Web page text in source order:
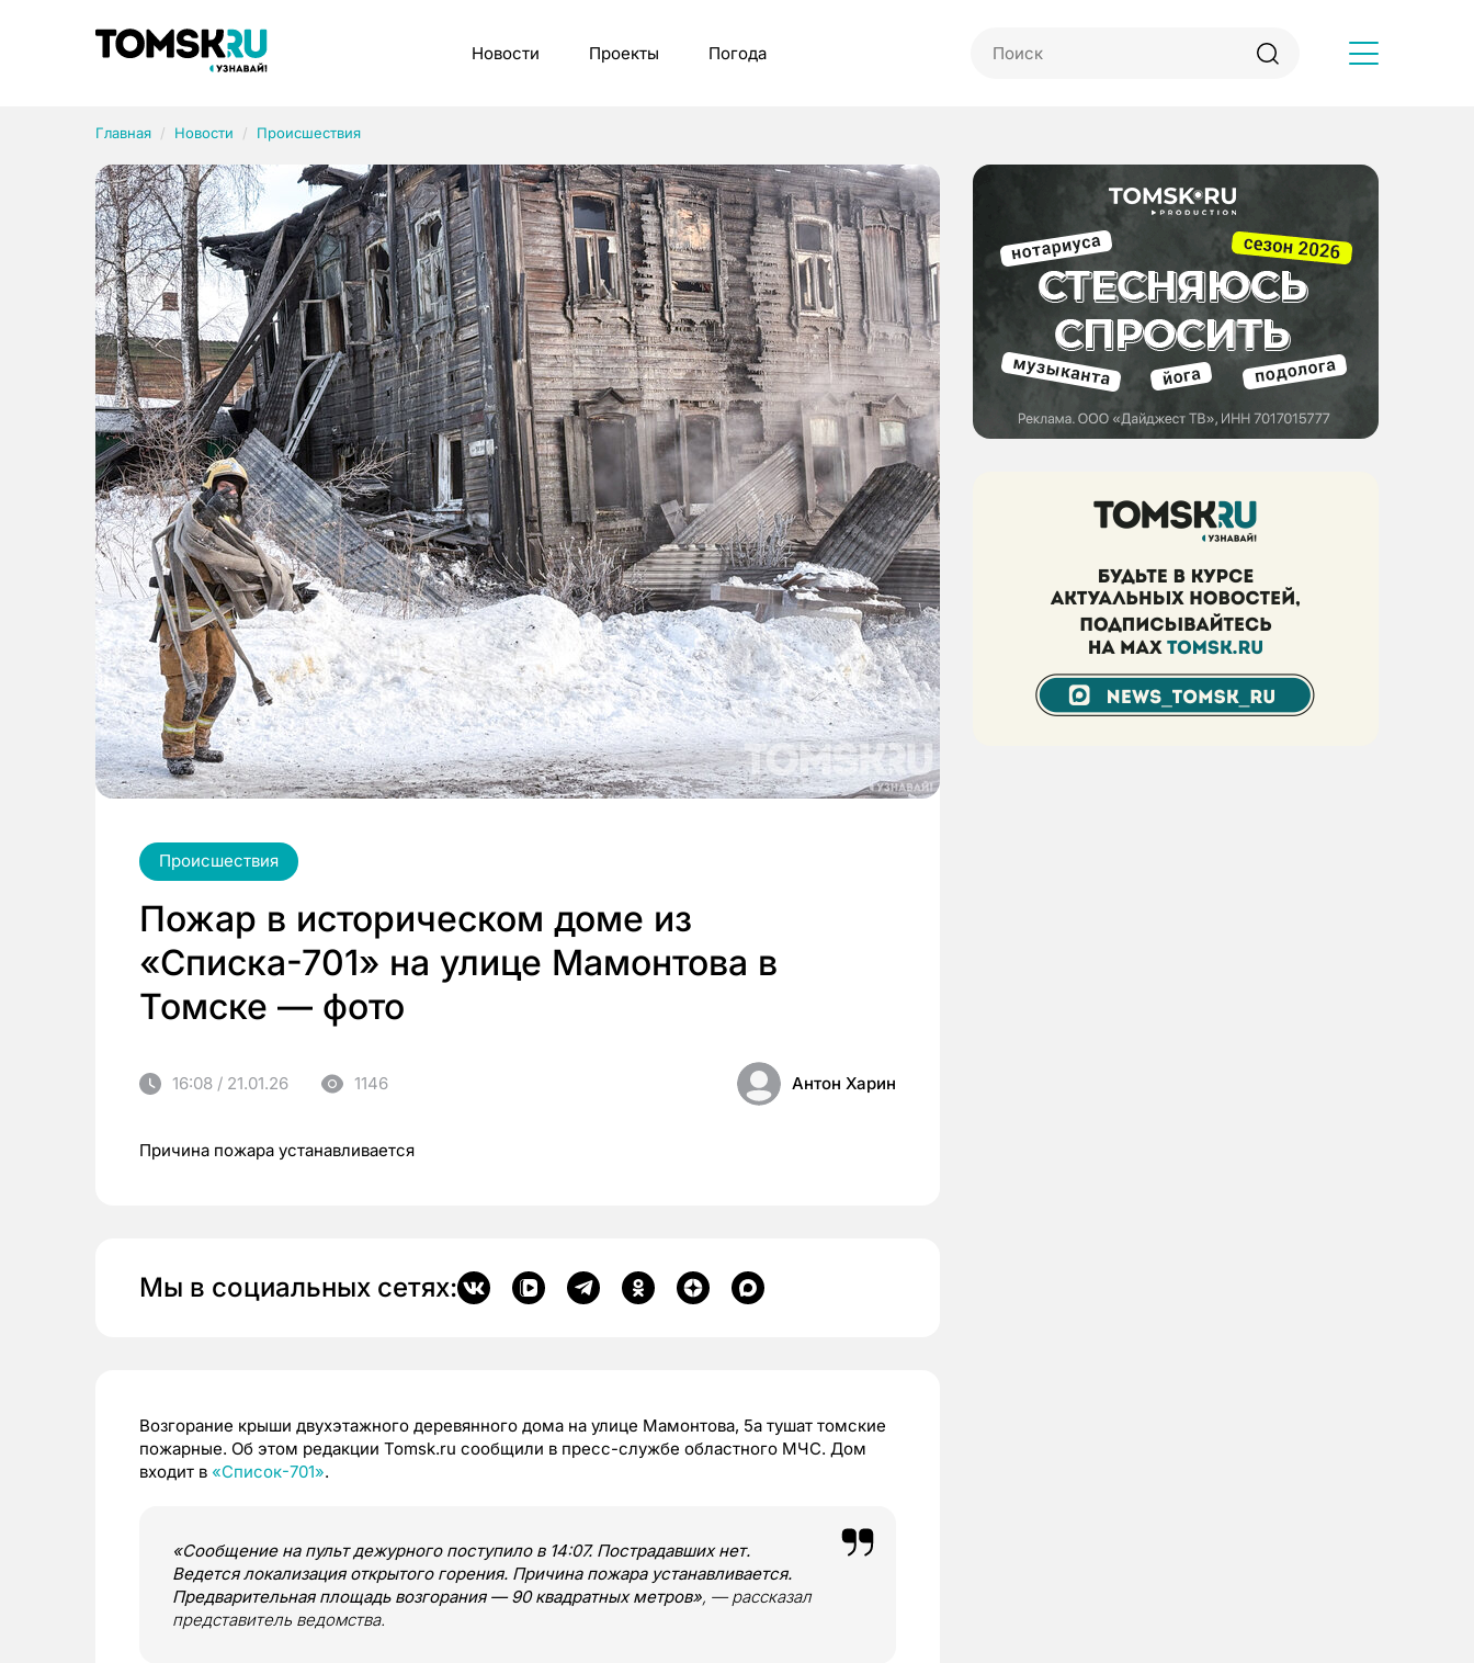
Новости Проекты Погода
Главная Новости Происшествия
Происшествия
Пожар в историческом доме из
«Списка-701» на улице Мамонтова в
Томске — фото
16:08 / 21.01.26 1146 Антон Харин
Причина пожара устанавливается
Мы в социальных сетях:
Возгорание крыши двухэтажного деревянного дома на улице Мамонтова, 5а тушат томские
пожарные. Об этом редакции Tomsk.ru сообщили в пресс-службе областного МЧС. Дом
входит в «Список-701».
«Сообщение на пульт дежурного поступило в 14:07. Пострадавших нет.
Ведется локализация открытого горения. Причина пожара устанавливается.
Предварительная площадь возгорания — 90 квадратных метров», — рассказал
представитель ведомства.
Рубрики